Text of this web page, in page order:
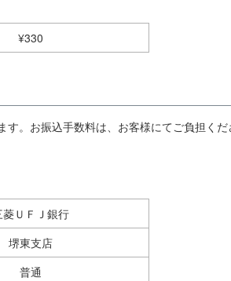
¥330
す。お振込手数料は、お客様にてご負担く
菱ＵＦＪ銀行
堺東支店
普通